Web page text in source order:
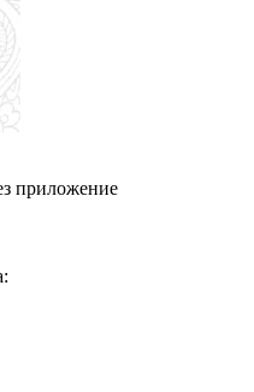
приложение